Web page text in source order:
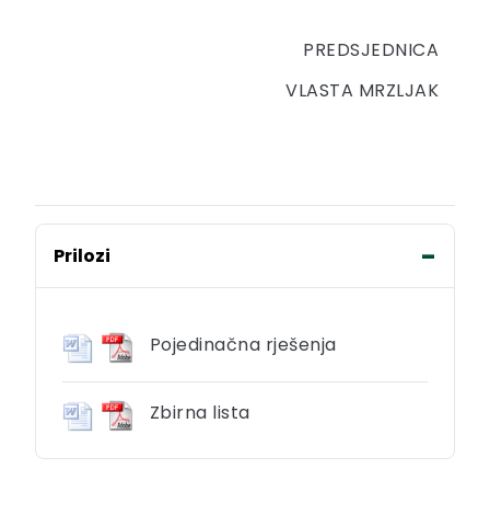
PREDSJEDNICA
VLASTA MRZLJAK
Prilozi
Pojedinačna rješenja
Zbirna lista